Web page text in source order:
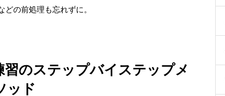
の前処理も忘れずに。
のステップバイステップメ
ッド